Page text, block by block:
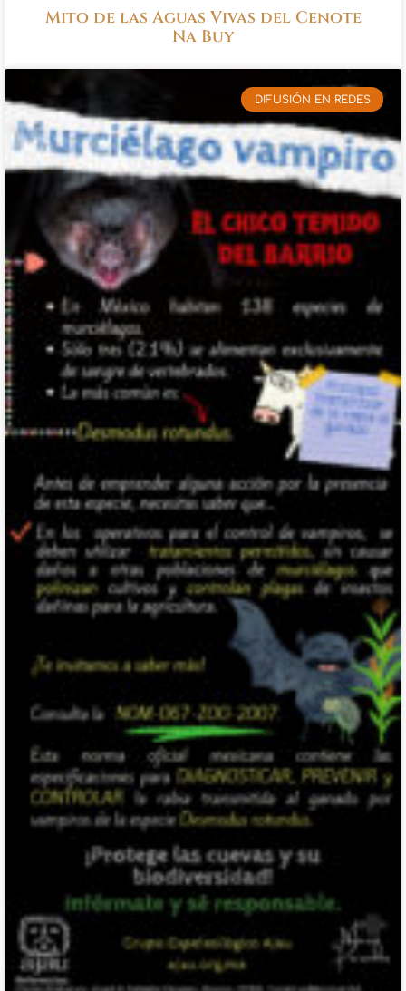
Mito de las Aguas Vivas del Cenote
Na Buy
DIFUSIÓN EN REDES